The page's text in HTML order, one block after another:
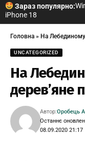
Зараз популярно:
iPhone 18
Головна » На Лебединому
UNCATEGORIZED
На
дерев’яне
Останнє
08.09.2020 21:17
Автор:Оробець